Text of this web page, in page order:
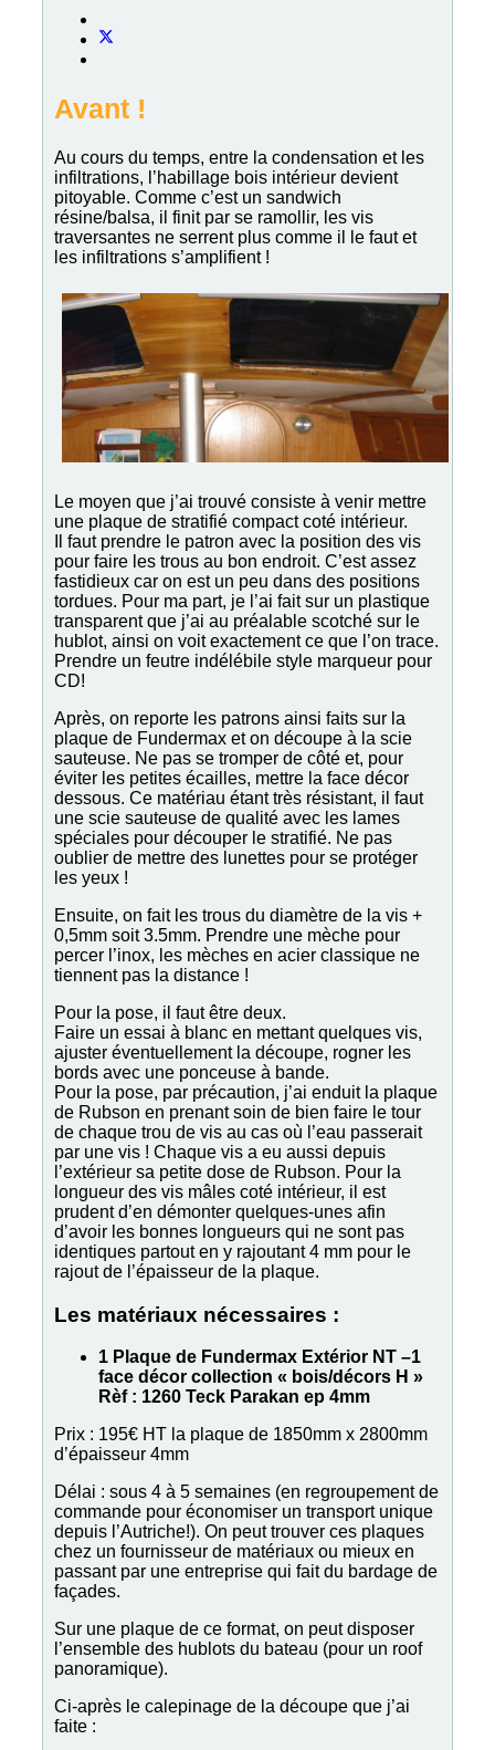
Avant !
Au cours du temps, entre la condensation et les
infiltrations, l’habillage bois intérieur devient
pitoyable. Comme c’est un sandwich
résine/balsa, il finit par se ramollir, les vis
traversantes ne serrent plus comme il le faut et
les infiltrations s’amplifient !
Le moyen que j’ai trouvé consiste à venir mettre
une plaque de stratifié compact coté intérieur.
Il faut prendre le patron avec la position des vis
pour faire les trous au bon endroit. C’est assez
fastidieux car on est un peu dans des positions
tordues. Pour ma part, je l’ai fait sur un plastique
transparent que j’ai au préalable scotché sur le
hublot, ainsi on voit exactement ce que l’on trace.
Prendre un feutre indélébile style marqueur pour
CD!
Après, on reporte les patrons ainsi faits sur la
plaque de Fundermax et on découpe à la scie
sauteuse. Ne pas se tromper de côté et, pour
éviter les petites écailles, mettre la face décor
dessous. Ce matériau étant très résistant, il faut
une scie sauteuse de qualité avec les lames
spéciales pour découper le stratifié. Ne pas
oublier de mettre des lunettes pour se protéger
les yeux !
Ensuite, on fait les trous du diamètre de la vis +
0,5mm soit 3.5mm. Prendre une mèche pour
percer l’inox, les mèches en acier classique ne
tiennent pas la distance !
Pour la pose, il faut être deux.
Faire un essai à blanc en mettant quelques vis,
ajuster éventuellement la découpe, rogner les
bords avec une ponceuse à bande.
Pour la pose, par précaution, j’ai enduit la plaque
de Rubson en prenant soin de bien faire le tour
de chaque trou de vis au cas où l’eau passerait
par une vis ! Chaque vis a eu aussi depuis
l’extérieur sa petite dose de Rubson. Pour la
longueur des vis mâles coté intérieur, il est
prudent d’en démonter quelques-unes afin
d’avoir les bonnes longueurs qui ne sont pas
identiques partout en y rajoutant 4 mm pour le
rajout de l’épaisseur de la plaque.
Les matériaux nécessaires :
1 Plaque de Fundermax Extérior NT –1
face décor collection « bois/décors H »
Rèf : 1260 Teck Parakan ep 4mm
Prix : 195€ HT la plaque de 1850mm x 2800mm
d’épaisseur 4mm
Délai : sous 4 à 5 semaines (en regroupement de
commande pour économiser un transport unique
depuis l’Autriche!). On peut trouver ces plaques
chez un fournisseur de matériaux ou mieux en
passant par une entreprise qui fait du bardage de
façades.
Sur une plaque de ce format, on peut disposer
l’ensemble des hublots du bateau (pour un roof
panoramique).
Ci-après le calepinage de la découpe que j’ai
faite :